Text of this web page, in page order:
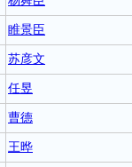
睢景臣
苏彦文
任昱
曹德
王晔